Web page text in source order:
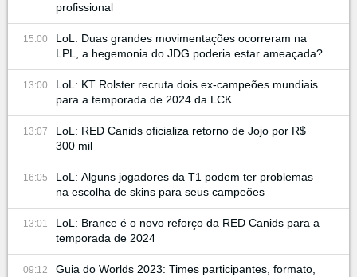
profissional
15:00
LoL: Duas grandes movimentações ocorreram na
LPL, a hegemonia do JDG poderia estar ameaçada?
13:00
LoL: KT Rolster recruta dois ex-campeões mundiais
para a temporada de 2024 da LCK
13:07
LoL: RED Canids oficializa retorno de Jojo por R$
300 mil
16:05
LoL: Alguns jogadores da T1 podem ter problemas
na escolha de skins para seus campeões
13:01
LoL: Brance é o novo reforço da RED Canids para a
temporada de 2024
09:12
Guia do Worlds 2023: Times participantes, formato,